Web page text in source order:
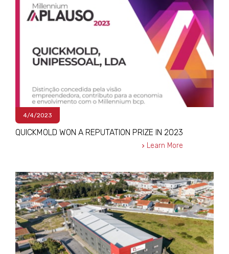
4/4/2023
QUICKMOLD WON A REPUTATION PRIZE IN 2023
Learn More